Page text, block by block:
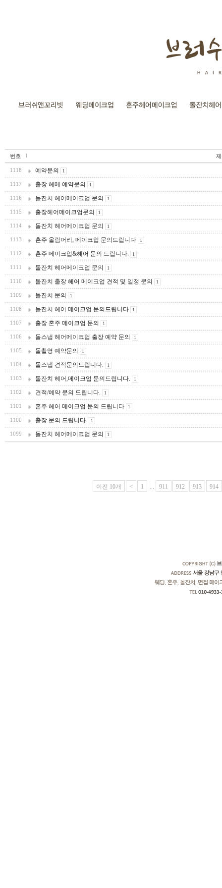
번호
1118 예약문의 1
1117 출장 헤메 예약문의 1
1116 돌잔치 헤어메이크업 문의 1
1115 출장헤어메이크업문의 1
1114 돌잔치 헤어메이크업 문의 1
1113 혼주 올림머리, 메이크업 문의드립니다 1
1112 혼주 메이크업&헤어 문의 드립니다. 1
1111 돌잔치 헤어메이크업 문의 1
1110 돌잔치 출장 헤어 메이크업 견적 및 일정 문의 1
1109 돌잔치 문의 1
1108 돌잔치 헤어 메이크업 문의드립니다 1
1107 출장 혼주 메이크업 문의 1
1106 돌스냅 헤어메이크업 출장 예약 문의 1
1105 돌촬영 예약문의 1
1104 돌스냅 견적문의드립니다. 1
1103 돌잔치 헤어,메이크업 문의드립니다. 1
1102 견적/예약 문의 드립니다. 1
1101 혼주 헤어 메이크업 문의 드립니다 1
1100 출장 문의 드립니다. 1
1099 돌잔치 헤어메이크업 문의 1
이전 10개 < 1 ... 911 912 913 914